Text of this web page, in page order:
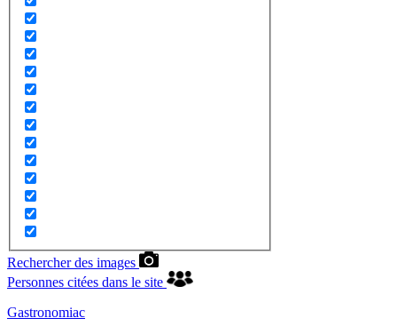
Rechercher des images
Personnes citées dans le site
Gastronomiac